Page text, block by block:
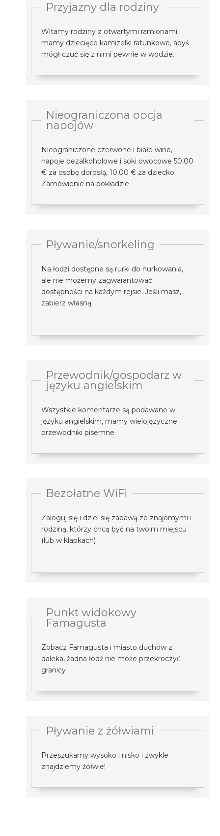
Przyjazny dla rodziny
Witamy rodziny z otwartymi ramionami i
mamy dziecięce kamizelki ratunkowe, abyś
mógł czuć się z nimi pewnie w wodzie.
Nieograniczona opcja
napojów
Nieograniczone czerwone i białe wino,
napoje bezalkoholowe i soki owocowe 50,00
€ za osobę dorosłą, 10,00 € za dziecko.
Zamówienie na pokładzie
Pływanie/snorkeling
Na łodzi dostępne są rurki do nurkowania,
ale nie możemy zagwarantować
dostępności na każdym rejsie. Jeśli masz,
zabierz własną.
Przewodnik/gospodarz w
języku angielskim
Wszystkie komentarze są podawane w
języku angielskim, mamy wielojęzyczne
przewodniki pisemne.
Bezpłatne WiFi
Zaloguj się i dziel się zabawą ze znajomymi i
rodziną, którzy chcą być na twoim miejscu
(lub w klapkach)
Punkt widokowy
Famagusta
Zobacz Famagusta i miasto duchów z
daleka, żadna łódź nie może przekroczyć
granicy
Pływanie z żółwiami
Przeszukamy wysoko i nisko i zwykle
znajdziemy żółwie!